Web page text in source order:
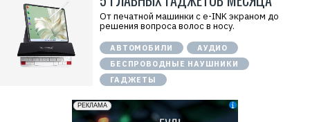
От печатной машинки с e-INK экраном до
решения вопроса волос в носу.
АВТОМОБИЛИ
АУДИО
БЕСПРОВОДНЫЕ НАУШНИКИ
ГАДЖЕТЫ